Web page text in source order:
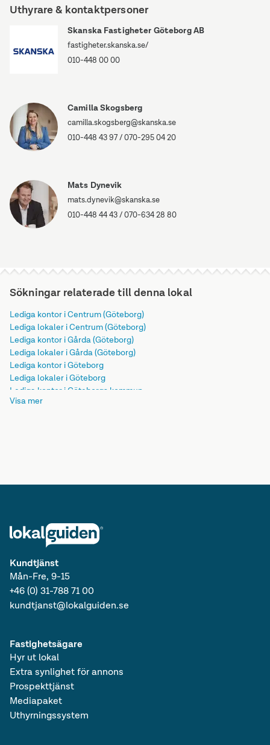
Uthyrare & kontaktpersoner
Skanska Fastigheter Göteborg AB
fastigheter.skanska.se/
010-448 00 00
Camilla Skogsberg
camilla.skogsberg@skanska.se
010-448 43 97/070-295 04 20
Mats Dynevik
mats.dynevik@skanska.se
010-448 44 43/070-634 28 80
Sökningar relaterade till denna lokal
Lediga kontor i Centrum (Göteborg)
Lediga lokaler i Centrum (Göteborg)
Lediga kontor i Gårda (Göteborg)
Lediga lokaler i Gårda (Göteborg)
Lediga kontor i Göteborg
Lediga lokaler i Göteborg
Lediga kontor i Göteborgs kommun
Lediga lokaler i Göteborgs kommun
Visa mer
Kundtjänst
Mån-Fre, 9-15
+46 (0) 31-788 71 00
kundtjanst@lokalguiden.se
Fastighetsägare
Hyr ut lokal
Extra synlighet för annons
Prospekttjänst
Mediapaket
Uthyrningssystem